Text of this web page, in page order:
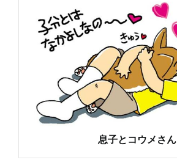
息子とコウメさん